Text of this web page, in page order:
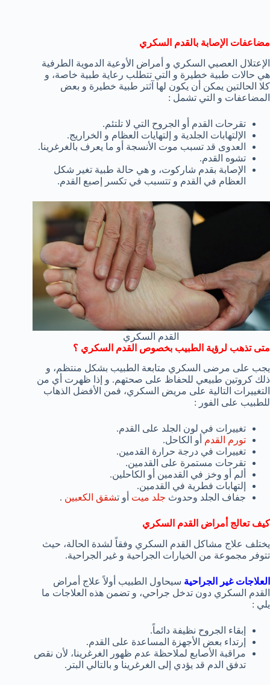
مضاعفات الإصابة بالقدم السكري
الإعتلال العصبي السكري و أمراض الأوعية الدموية الطرفية
هي حالات طبية خطيرة و التي تتطلب رعاية طبية خاصة، و
كلا الحالتين يمكن أن يكون لها آثتر طبية خطيرة و بعض
المضاعفات و التي تشمل :
تقرحات القدم أو الجروح التي لا تلتئم.
الإلتهابات الجلدية و إلتهايات العظام و الخراريج.
العدوى قد تسبب موت الأنسجة أو ما يعرف بالغرغرينا.
تشوه القدم.
الإصابة بقدم شاركوت، و هي حالة طبية تغير شكل
العظام في القدم و تتسبب في تكسر إصبع القدم.
القدم السكري
متى تذهب لرؤية الطبيب بخصوص القدم السكري ؟
يجب على مرضى السكري متابعة الطبيب بشكل منتظم، و
ذلك كروتين طبيعي للحفاظ على صحتهم. و إذا ظهرت أي من
التغييرات التالية على مريض السكري، فمن الأفضل الذهاب
للطبيب على الفور :
تغييرات في لون الجلد على القدم.
تورم القدم أو الكاحل.
تغييرات في درجة حرارة القدمين.
تقرحات مستمرة على القدمين.
ألم أو وخز في القدمين أو الكاحلين.
إلتهابات فطرية في القدمين.
جفاف الجلد وحدوث جلد ميت أو تشقق الكعبين .
كيف تعالج أمراض القدم السكري
يختلف علاج مشاكل القدم السكري وفقاً لشدة الحالة، حيث
تتوفر مجموعة من الخيارات الجراحية و غير الجراحية.
العلاجات غير الجراحية سيحاول الطبيب أولاً علاج أمراض
القدم السكري دون تدخل جراحي، و تضمن هذه العلاجات ما
يلي :
إبقاء الجروح نظيفة دائماً.
إرتداء بعض الأجهزة المساعدة على القدم.
مراقبة الأصابع لملاحظة عدم ظهور الغرغرينا، لأن نقص
تدفق الدم قد يؤدي إلى الغرغرينا و بالتالي البتر.